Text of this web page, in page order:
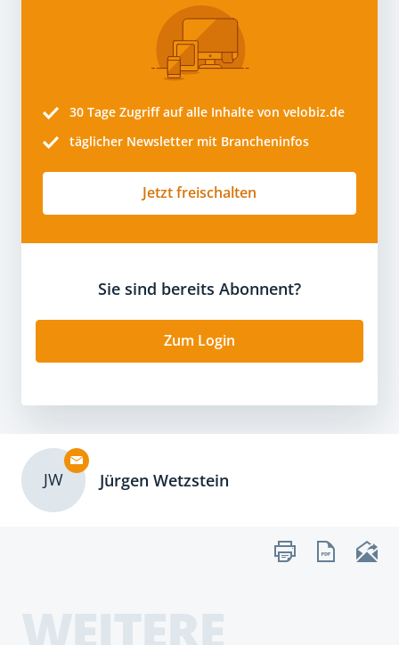
30 Tage Zugriff auf alle Inhalte von velobiz.de
täglicher Newsletter mit Brancheninfos
Jetzt freischalten
Sie sind bereits Abonnent?
Zum Login
JW Jürgen Wetzstein